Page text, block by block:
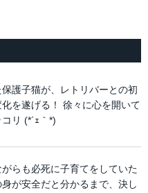
護子猫が、レトリバーとの初
を遂げる！ 徐々に心を開いて
リ (*´ｪ｀*)
らも必死に子育てをしていた
が安全だと分かるまで、決し